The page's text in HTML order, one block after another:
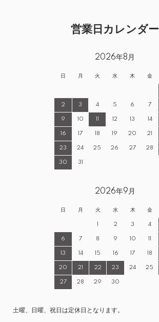
営業日カレンダー
2026年8月
日 月 火 水 木 金
2 3 4 5 6 7
9 10 11 12 13 14
16 17 18 19 20 21
23 24 25 26 27 28
30 31
2026年9月
日 月 火 水 木 金
1 2 3 4
6 7 8 9 10 11
13 14 15 16 17 18
20 21 22 23 24 25
27 28 29 30
土曜、日曜、祝日は定休日となります。